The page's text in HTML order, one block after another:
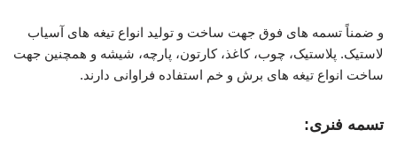
و ضمناً تسمه های فوق جهت ساخت و تولید انواع تیغه های آسیاب
لاستیک. پلاستیک، چوب، کاغذ، کارتون، پارچه، شیشه و همچنین جهت
ساخت انواع تیغه های برش و خم استفاده فراوانی دارند.
تسمه فنری: